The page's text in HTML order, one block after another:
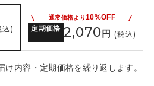
込)
通常価格より10%OFF
定期価格 2,070 円 (税込)
内容・定期価格を繰り返します。